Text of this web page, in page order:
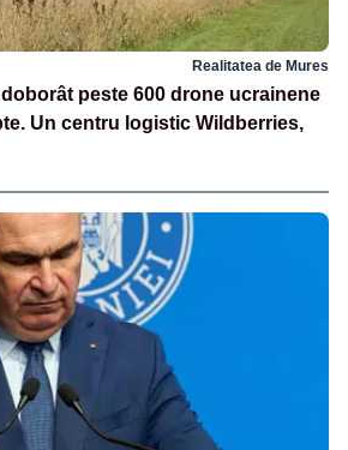
Realitatea de Mures
peste 600 drone ucrainene
Un centru logistic Wildberries,